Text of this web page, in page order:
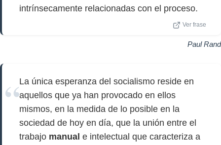
intrínsecamente relacionadas con el proceso.
Ver frase
Paul Rand
La única esperanza del socialismo reside en
aquellos que ya han provocado en ellos
mismos, en la medida de lo posible en la
sociedad de hoy en día, que la unión entre el
trabajo manual e intelectual que caracteriza a